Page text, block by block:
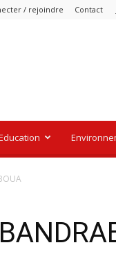
/ rejoindre Contact